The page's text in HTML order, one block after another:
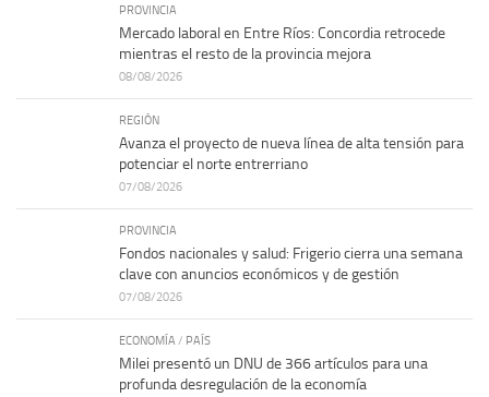
PROVINCIA
Mercado laboral en Entre Ríos: Concordia retrocede
mientras el resto de la provincia mejora
08/08/2026
REGIÓN
Avanza el proyecto de nueva línea de alta tensión para
potenciar el norte entrerriano
07/08/2026
PROVINCIA
Fondos nacionales y salud: Frigerio cierra una semana
clave con anuncios económicos y de gestión
07/08/2026
ECONOMÍA / PAÍS
Milei presentó un DNU de 366 artículos para una
profunda desregulación de la economía